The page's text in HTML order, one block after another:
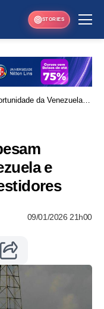
STORIES
da Venezuela e
e
09/01/2026 21h00